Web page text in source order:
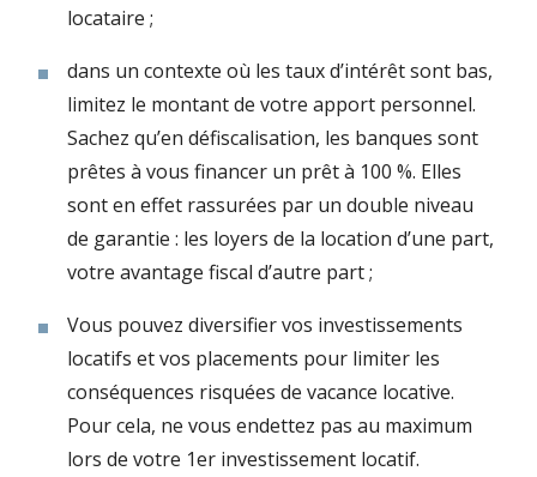
locataire ;
dans un contexte où les taux d’intérêt sont bas,
limitez le montant de votre apport personnel.
Sachez qu’en défiscalisation, les banques sont
prêtes à vous financer un prêt à 100 %. Elles
sont en effet rassurées par un double niveau
de garantie : les loyers de la location d’une part,
votre avantage fiscal d’autre part ;
Vous pouvez diversifier vos investissements
locatifs et vos placements pour limiter les
conséquences risquées de vacance locative.
Pour cela, ne vous endettez pas au maximum
lors de votre 1er investissement locatif.